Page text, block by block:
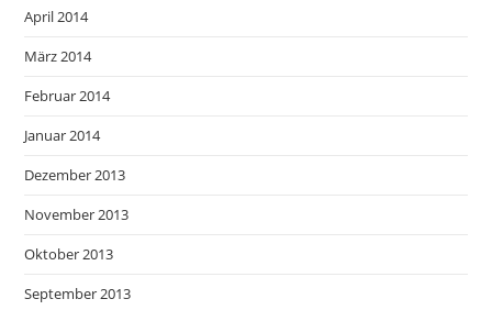
April 2014
März 2014
Februar 2014
Januar 2014
Dezember 2013
November 2013
Oktober 2013
September 2013